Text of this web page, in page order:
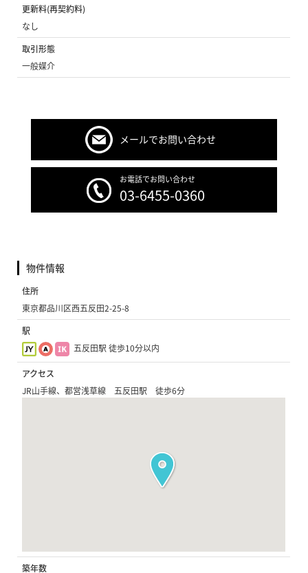
更新料(再契約料)
なし
取引形態
一般媒介
メールでお問い合わせ
お電話でお問い合わせ
03-6455-0360
物件情報
住所
東京都品川区西五反田2-25-8
駅
五反田駅 徒歩10分以内
アクセス
JR山手線、都営浅草線 五反田駅 徒歩6分
築年数